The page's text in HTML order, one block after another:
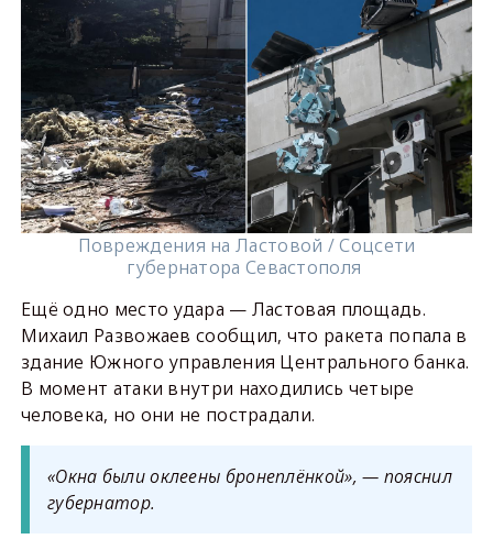
Повреждения на Ластовой / Соцсети
губернатора Севастополя
Ещё одно место удара — Ластовая площадь.
Михаил Развожаев сообщил, что ракета попала в
здание Южного управления Центрального банка.
В момент атаки внутри находились четыре
человека, но они не пострадали.
«Окна были оклеены бронеплёнкой», — пояснил
губернатор.